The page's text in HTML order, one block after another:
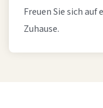
Freuen Sie sich
Zuhause.